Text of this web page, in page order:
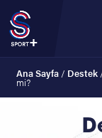
Ana Sayfa/ Destek
mi?